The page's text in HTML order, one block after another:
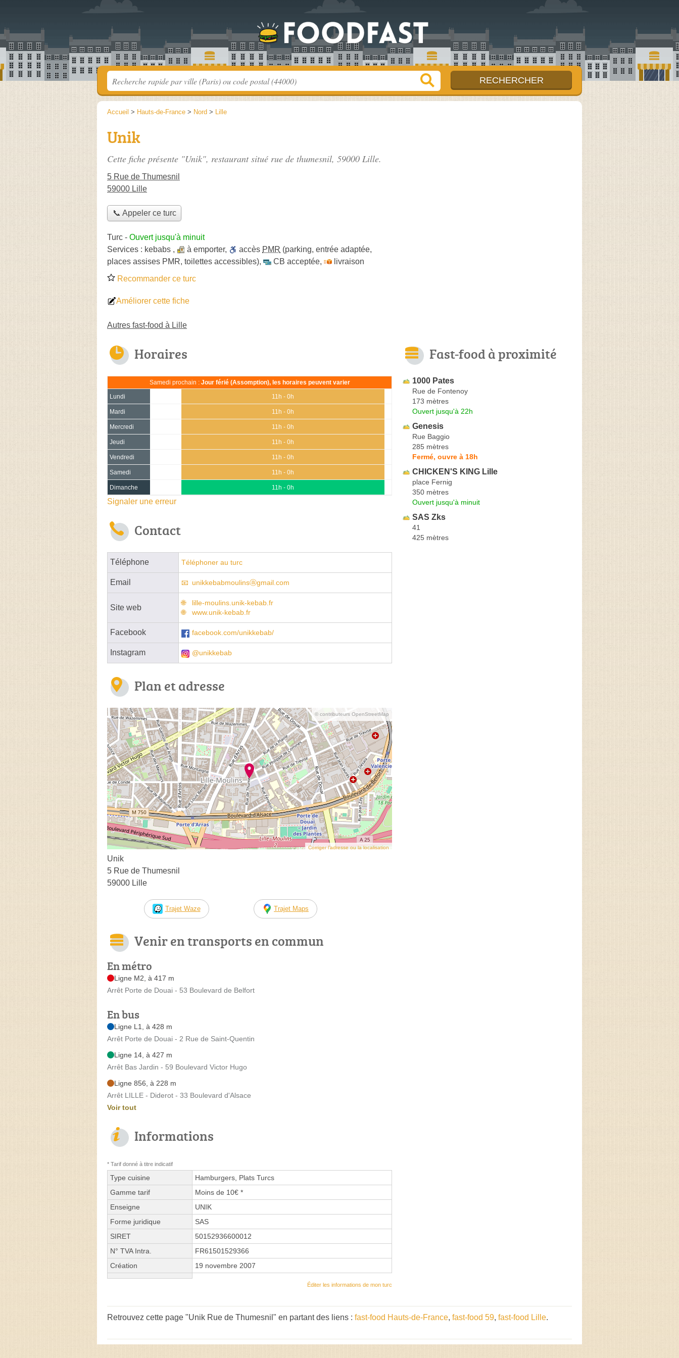
Accueil > Hauts-de-France > Nord > Lille
Unik
Cette fiche présente "Unik", restaurant situé rue de thumesnil, 59000 Lille.
5 Rue de Thumesnil
59000 Lille
📞 Appeler ce turc
Turc - Ouvert jusqu'à minuit
Services : kebabs , à emporter, accès PMR (parking, entrée adaptée,
places assises PMR, toilettes accessibles), CB acceptée,
livraison
Recommander ce turc
Améliorer cette fiche
Autres fast-food à Lille
Horaires
Samedi prochain : Jour férié (Assomption), les horaires peuvent varier
Lundi 11h - 0h
Mardi 11h - 0h
Mercredi 11h - 0h
Jeudi 11h - 0h
Vendredi 11h - 0h
Samedi 11h - 0h
Dimanche 11h - 0h
Signaler une erreur
Contact
Téléphone Téléphoner au turc
Email unikkebabmoulinsⓐgmail.com
Site web
lille-moulins.unik-kebab.fr
www.unik-kebab.fr
Facebook facebook.com/unikkebab/
Instagram @unikkebab
Plan et adresse
© contributeurs OpenStreetMap
Corriger l’adresse ou la localisation
Unik
5 Rue de Thumesnil
59000 Lille
Trajet Waze Trajet Maps
Venir en transports en commun
En métro
Ligne M2, à 417 m
Arrêt Porte de Douai - 53 Boulevard de Belfort
En bus
Ligne L1, à 428 m
Arrêt Porte de Douai - 2 Rue de Saint-Quentin
Ligne 14, à 427 m
Arrêt Bas Jardin - 59 Boulevard Victor Hugo
Ligne 856, à 228 m
Arrêt LILLE - Diderot - 33 Boulevard d'Alsace
Voir tout
Informations
* Tarif donné à titre indicatif
Type cuisine
Hamburgers, Plats Turcs
Gamme tarif
Moins de 10€ *
Enseigne
UNIK
Forme juridique
SAS
SIRET
50152936600012
N° TVA Intra.
FR61501529366
Création
19 novembre 2007
Éditer les informations de mon turc
Fast-food à proximité
1000 Pates
Rue de Fontenoy
173 mètres
Ouvert jusqu'à 22h
Genesis
Rue Baggio
285 mètres
Fermé, ouvre à 18h
CHICKEN'S KING Lille
place Fernig
350 mètres
Ouvert jusqu'à minuit
SAS Zks
41
425 mètres
Retrouvez cette page "Unik Rue de Thumesnil" en partant des liens : fast-food Hauts-de-France, fast-food 59, fast-food Lille.